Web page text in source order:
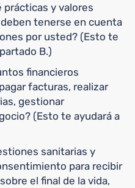
y valores
tenerse en cuenta
por usted? (Esto te
B.)
financieros
facturas, realizar
gestionar
(Esto te ayudará a
sanitarias y
para recibir
el final de la vida,